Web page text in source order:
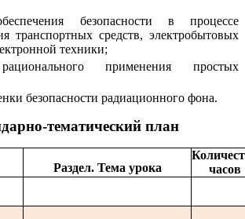
безопасности в процессе
транспортных средств, электробытовых
техники;
рационального применения простых
безопасности радиационного фона.
тематический план
Раздел. Тема урока
часов